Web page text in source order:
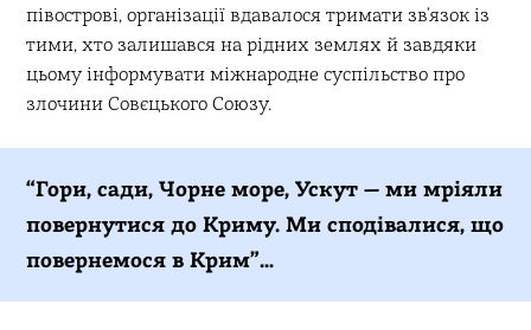
півострові, організації вдавалося тримати звʼязок із
тими, хто залишався на рідних землях й завдяки
цьому інформувати міжнародне суспільство про
злочини Совєцького Союзу.
“Гори, сади, Чорне море, Ускут — ми мріяли
повернутися до Криму. Ми сподівалися, що
повернемося в Крим”…